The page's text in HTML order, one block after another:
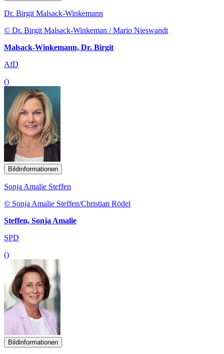
Dr. Birgit Malsack-Winkemann
© Dr. Birgit Malsack-Winkeman / Mario Nieswandt
Malsack-Winkemann, Dr. Birgit
AfD
()
Bildinformationen
Sonja Amalie Steffen
© Sonja Amalie Steffen/Christian Rödel
Steffen, Sonja Amalie
SPD
()
Bildinformationen